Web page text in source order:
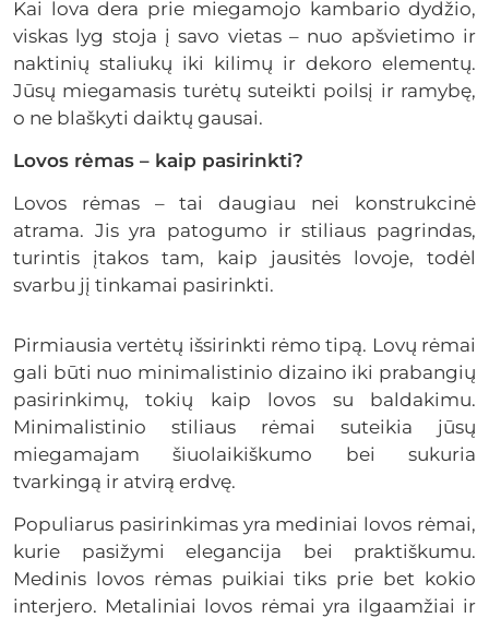
Kai lova dera prie miegamojo kambario dydžio,
viskas lyg stoja į savo vietas – nuo apšvietimo ir
naktinių staliukų iki kilimų ir dekoro elementų.
Jūsų miegamasis turėtų suteikti poilsį ir ramybę,
o ne blaškyti daiktų gausai.
Lovos rėmas – kaip pasirinkti?
Lovos rėmas – tai daugiau nei konstrukcinė
atrama. Jis yra patogumo ir stiliaus pagrindas,
turintis įtakos tam, kaip jausitės lovoje, todėl
svarbu jį tinkamai pasirinkti.
Pirmiausia vertėtų išsirinkti rėmo tipą. Lovų rėmai
gali būti nuo minimalistinio dizaino iki prabangių
pasirinkimų, tokių kaip lovos su baldakimu.
Minimalistinio stiliaus rėmai suteikia jūsų
miegamajam šiuolaikiškumo bei sukuria
tvarkingą ir atvirą erdvę.
Populiarus pasirinkimas yra mediniai lovos rėmai,
kurie pasižymi elegancija bei praktiškumu.
Medinis lovos rėmas puikiai tiks prie bet kokio
interjero. Metaliniai lovos rėmai yra ilgaamžiai ir